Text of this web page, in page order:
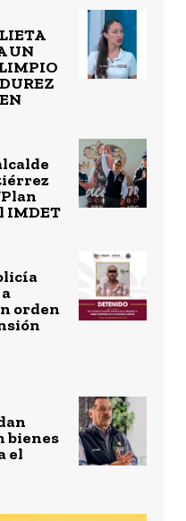
UN
IMDET
orden
bienes
el